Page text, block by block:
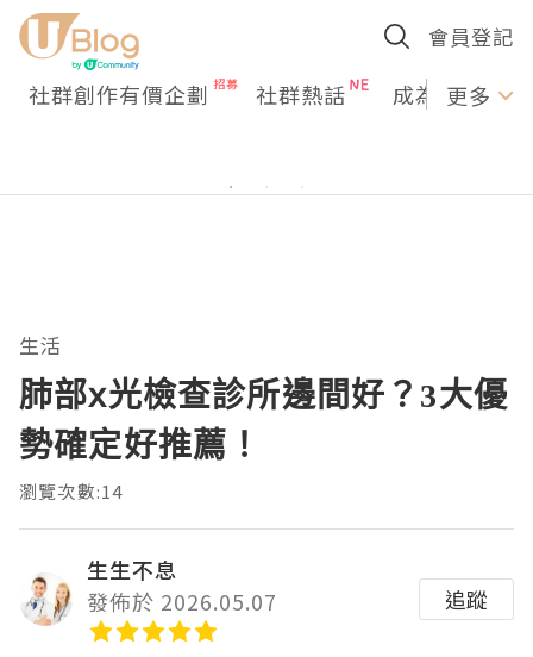
會員登記
社群創作有價企劃 社群熱話 成為U更多
生活
肺部x光檢查診所邊間好？3大優
勢確定好推薦！
瀏覽次數:14
生生不息
發佈於 2026.05.07
追蹤